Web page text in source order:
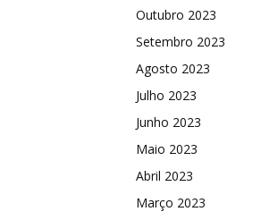
Outubro 2023
Setembro 2023
Agosto 2023
Julho 2023
Junho 2023
Maio 2023
Abril 2023
Março 2023